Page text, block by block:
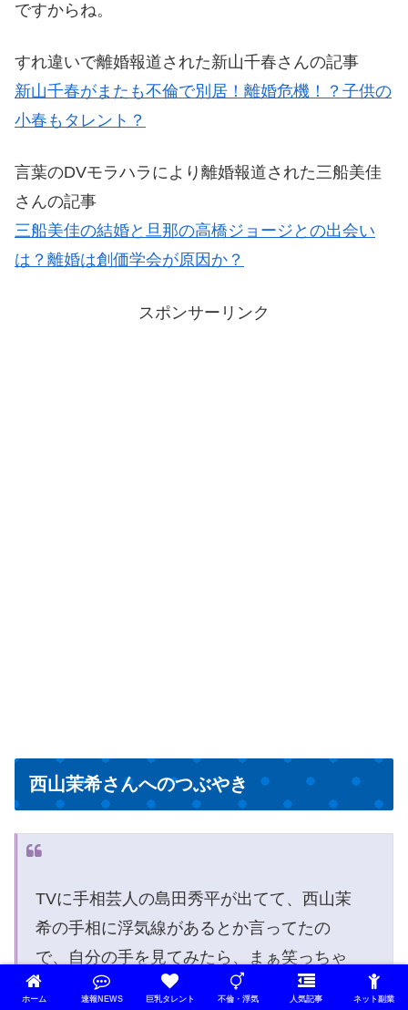
ですからね。
すれ違いで離婚報道された新山千春さんの記事
新山千春がまたも不倫で別居！離婚危機！？子供の
小春もタレント？
言葉のDVモラハラにより離婚報道された三船美佳
さんの記事
三船美佳の結婚と旦那の高橋ジョージとの出会い
は？離婚は創価学会が原因か？
スポンサーリンク
西山茉希さんへのつぶやき
TVに手相芸人の島田秀平が出てて、西山茉
希の手相に浮気線があるとか言ってたの
で、自分の手を見てみたら、まぁ笑っちゃ
うくらい綺麗な浮気線が二本もあり、一瞬
ホーム 速報NEWS 巨乳タレント 不倫・浮気 人気記事 ネット副業